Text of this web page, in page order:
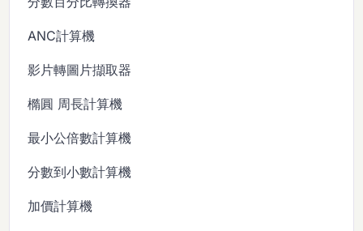
ANC計算機
影片轉圖片擷取器
橢圓 周長計算機
最小公倍數計算機
分數到小數計算機
加價計算機